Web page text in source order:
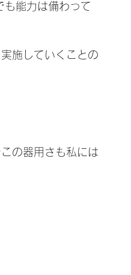
能力は備わって
施していくことの
の器用さも私には